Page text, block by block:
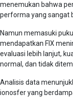
menemukan bahwa
performa yang sangat
Namun memasuki
mendapatkan FIX
evaluasi lebih lanjut,
normal, dan tidak
Analisis data
ionosfer yang